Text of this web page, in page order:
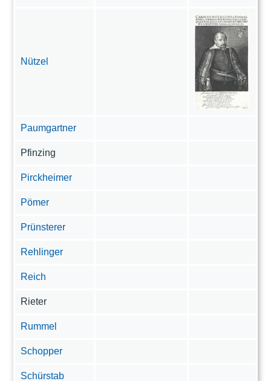
Nützel
Paumgartner
Pfinzing
Pirckheimer
Pömer
Prünsterer
Rehlinger
Reich
Rieter
Rummel
Schopper
Schürstab